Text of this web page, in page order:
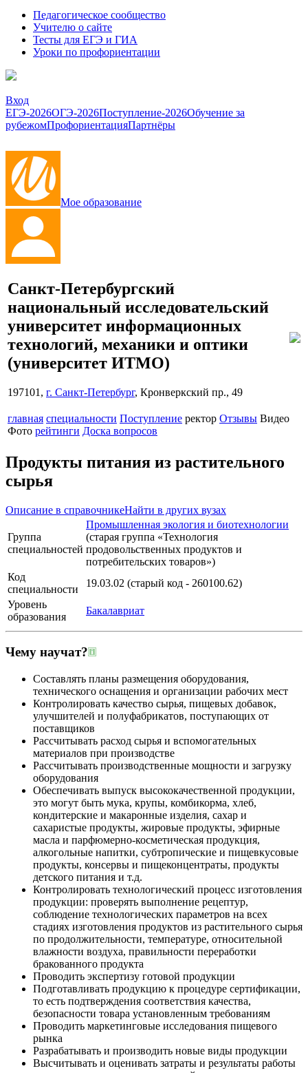
Педагогическое сообщество
Учителю о сайте
Тесты для ЕГЭ и ГИА
Уроки по профориентации
Вход
ЕГЭ-2026ОГЭ-2026Поступление-2026Обучение за
рубежомПрофориентацияПартнёры
Мое образование
Санкт-Петербургский
национальный исследовательский
университет информационных
технологий, механики и оптики
(университет ИТМО)
197101, г. Санкт-Петербург, Кронверкский пр., 49
главная специальности Поступление ректор Отзывы Видео
Фото рейтинги Доска вопросов
Продукты питания из растительного
сырья
Описание в справочникеНайти в других вузах
Группа
специальностей
Промышленная экология и биотехнологии
(старая группа «Технология
продовольственных продуктов и
потребительских товаров»)
Код
специальности
19.03.02 (старый код - 260100.62)
Уровень
образования
Бакалавриат
Чему научат?
Составлять планы размещения оборудования,
технического оснащения и организации рабочих мест
Контролировать качество сырья, пищевых добавок,
улучшителей и полуфабрикатов, поступающих от
поставщиков
Рассчитывать расход сырья и вспомогательных
материалов при производстве
Рассчитывать производственные мощности и загрузку
оборудования
Обеспечивать выпуск высококачественной продукции,
это могут быть мука, крупы, комбикорма, хлеб,
кондитерские и макаронные изделия, сахар и
сахаристые продукты, жировые продукты, эфирные
масла и парфюмерно-косметическая продукция,
алкогольные напитки, субтропические и пищевкусовые
продукты, консервы и пищеконцентраты, продукты
детского питания и т.д.
Контролировать технологический процесс изготовления
продукции: проверять выполнение рецептур,
соблюдение технологических параметров на всех
стадиях изготовления продуктов из растительного сырья
по продолжительности, температуре, относительной
влажности воздуха, правильности переработки
бракованного продукта
Проводить экспертизу готовой продукции
Подготавливать продукцию к процедуре сертификации,
то есть подтверждения соответствия качества,
безопасности товара установленным требованиям
Проводить маркетинговые исследования пищевого
рынка
Разрабатывать и производить новые виды продукции
Высчитывать и оценивать затраты и результаты работы